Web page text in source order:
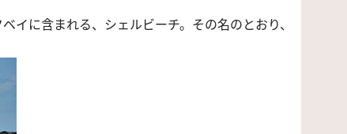
に含まれる、シェルビーチ。その名のとおり、